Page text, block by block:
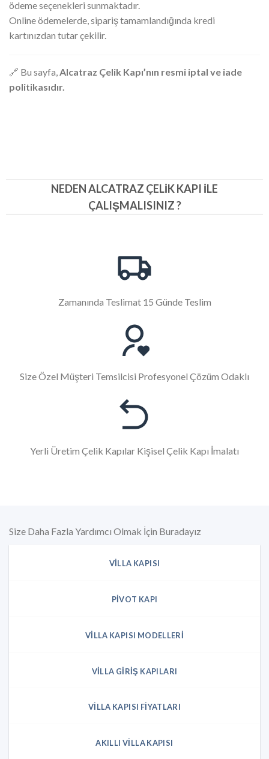
ödeme seçenekleri sunmaktadır.
Online ödemelerde, sipariş tamamlandığında kredi
kartınızdan tutar çekilir.
🔗 Bu sayfa,Alcatraz Çelik Kapı’nın resmi iptal ve iade
politikasıdır.
NEDEN ALCATRAZ ÇELIK KAPI İLE
ÇALIŞMALISINIZ ?
Zamanında Teslimat 15 Günde Teslim
Size Özel Müşteri Temsilcisi Profesyonel Çözüm Odaklı
Yerli Üretim Çelik Kapılar Kişisel Çelik Kapı İmalatı
Size Daha Fazla Yardımcı Olmak İçin Buradayız
VILLA KAPISI
PIVOT KAPI
VILLA KAPISI MODELLERI
VILLA GIRIŞ KAPILARI
VILLA KAPISI FIYATLARI
AKILLI VILLA KAPISI